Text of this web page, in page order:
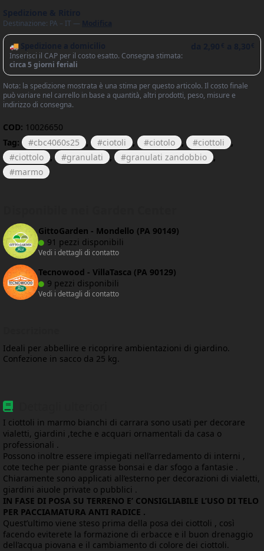
Destinazione: PA – IT —
🚚 Spedizione a domicilio
Inserisci il CAP per il costo esatto. Consegna stimata:
circa 5 giorni feriali
Nota: la spedizione mostrata è una stima per questo articolo. Il costo finale
può variare nel carrello in base a quantità, altri prodotti, peso, misure e
indirizzo di consegna.
COD: 10026650
Tag:
cbc4060s25 , ciotoli , ciotolo , ciottoli
,
ciottolo
, granulati , granulati zandobbio
,
marmo
GittoGarden - Mondello (PA 90149)
91 pezzi disponibili
Vedi i dettagli di contatto
Tecnowood - VillaTasca (PA 90129)
9 pezzi disponibili
Vedi i dettagli di contatto
Ideali per abbellire e ricoprire ambientazioni di giardino.
Confezione in sacco da 25 kg.
I ciottoli in marmo bianchi di carrara sono usati per decorare
vialetti, giardini ,teche e acquari ornamentali da casa o
professionali .
Possono inoltre essere impiegati nell’arredamento di interni ,
cote teche per piante grasse bonsai e dar sfogo a fantasie .
Chiaramente sono applicati all’esterno per decorazioni di vialetti,
giardini aiuole private o pubblici .
IN FASE DI POSA SU TERRENO E’ CONSIGLIABILE L’USO DI TELO
PER PACCIAMATURA ANTI RADICE .
Quest’ultimo viene steso prima della posa dei ciottoli , così
facendo eviterete la formazione di erbacce e il buon drenaggio
dell’acqua piovana e il cambiamento di colore dei ciottoli.